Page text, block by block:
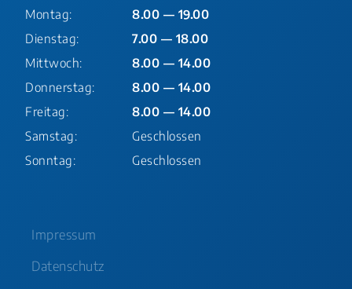
Montag:
8.00 — 19.00
Dienstag:
7.00 — 18.00
Mittwoch:
8.00 — 14.00
Donnerstag:
8.00 — 14.00
Freitag:
8.00 — 14.00
Samstag:
Geschlossen
Sonntag:
Geschlossen
Impressum
Datenschutz